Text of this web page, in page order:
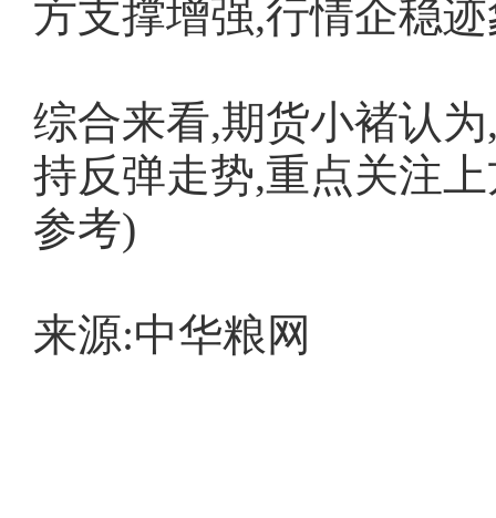
方支撑增强,行情企稳
综合来看,期货小褚认
持反弹走势,重点关注
参考)
来源:中华粮网